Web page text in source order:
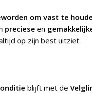
om vast te
preciese en
op zijn best uitziet.
blijft met de